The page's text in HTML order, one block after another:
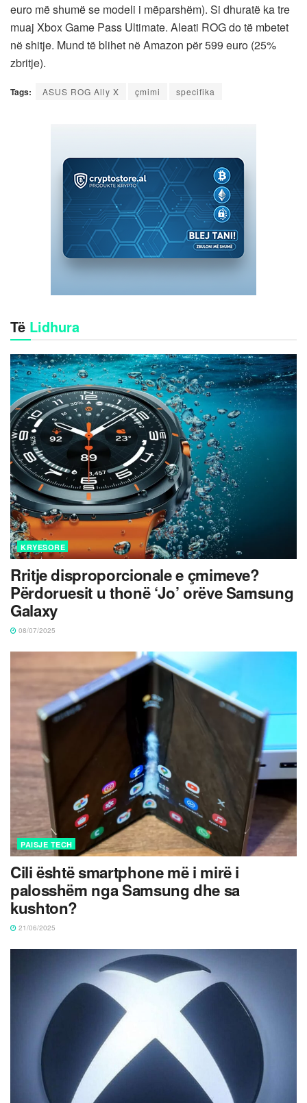
euro më shumë se modeli i mëparshëm). Si dhuratë ka tre
muaj Xbox Game Pass Ultimate. Aleati ROG do të mbetet
në shitje. Mund të blihet në Amazon për 599 euro (25%
zbritje).
Tags: ASUS ROG Ally X çmimi specifika
Të Lidhura
KRYESORE
Rritje disproporcionale e çmimeve?
Përdoruesit u thonë ‘Jo’ orëve Samsung
Galaxy
08/07/2025
PAISJE TECH
Cili është smartphone më i mirë i
palosshëm nga Samsung dhe sa
kushton?
21/06/2025